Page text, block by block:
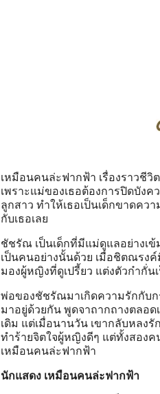
เหมือนคนล่ะฟากฟ้า เรื่องราวชีวิ
เพราะแม่ของเธอต้องการปิดบัง
ลูกสาว ทำให้เธอเป็นเด็กขาดคว
กับเธอเลย
ชัชรัณ เป็นเด็กที่มีแม่ดูแลอย่างเข้
เป็นคนอย่างนั้นด้วย เมื่อชิตณรง
มองผู้หญิงที่ดูเปรี้ยว แต่งตัวก๋ากั่น
พ่อของชัชรัณมาเกิดความรักกับ
มาอยู่ด้วยกัน พูดจาถากถางตลอ
เดิม แต่เมื่อนานวัน เขากลับหลง
ทำร้ายจิตใจผู้หญิงดีๆ แต่ทั้งสองค
เหมือนคนล่ะฟากฟ้า
นักแสดง เหมือนคนล่ะฟากฟ้า